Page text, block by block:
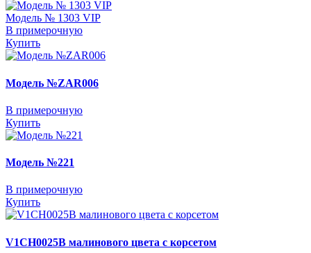
Модель № 1303 VIP
В примерочную
Купить
Модель №ZAR006
В примерочную
Купить
Модель №221
В примерочную
Купить
V1CH0025B малинового цвета с корсетом